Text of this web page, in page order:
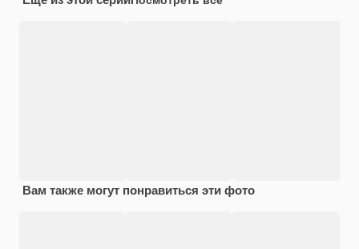
Вам также могут понравиться эти фото